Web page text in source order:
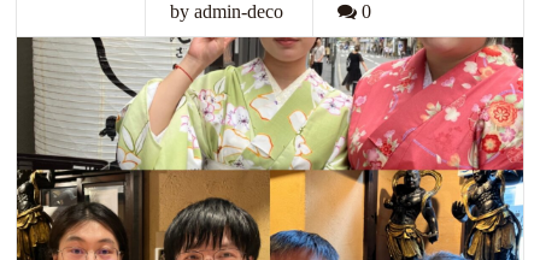
by admin-deco 0